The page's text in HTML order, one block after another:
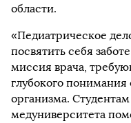
области.
«Педиатрическое
посвятить себя
миссия врача,
глубокого понимания
организма.
медуниверситета